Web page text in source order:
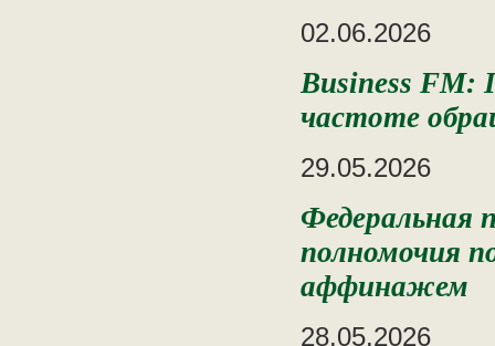
02.06.2026
Business FM:
частоте
29.05.2026
Федеральная
полномочия
аффинажем
28.05.2026